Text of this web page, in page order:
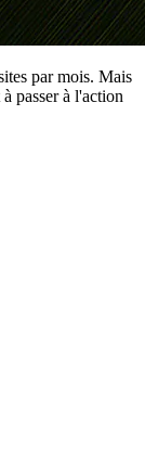
par mois. Mais
passer à l'action